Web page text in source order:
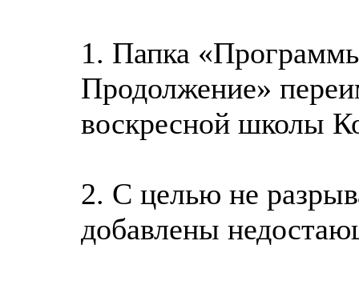
1. Папка
Продолжение»
воскресной школы
2. С целью не
добавлены